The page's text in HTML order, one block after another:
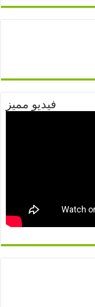
فيديو مميز